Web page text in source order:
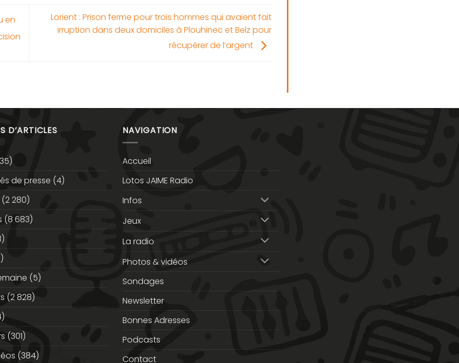
en
Lorient : Prison ferme pour trois hommes qui avaient fait
irruption dans deux domiciles à Plouhinec et Belz pour
récupérer de l’argent
D’ARTICLES
de presse (4)
(2 280)
(8 683)
(5)
(2 828)
(301)
(384)
NAVIGATION
Accueil
Lotos JAIME Radio
Infos
Jeux
La radio
Photos & vidéos
Sondages
Newsletter
Bonnes Adresses
Podcasts
Contact